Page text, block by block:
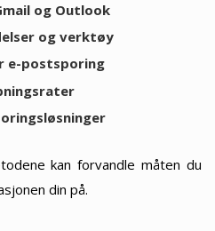
og Outlook
og verktøy
e-postsporing
kan forvandle måten du
din på.